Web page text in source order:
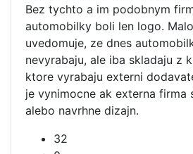
Bez tychto a im podobnym
automobilky boli len logo.
uvedomuje, ze dnes
nevyrabaju, ale iba skladaju z
ktore vyrabaju externi
je vynimocne ak externa firma
alebo navrhne dizajn.
32